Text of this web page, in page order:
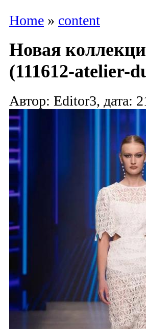
Home » content
Новая
(111612-atelier-
Автор: Editor3, дата: